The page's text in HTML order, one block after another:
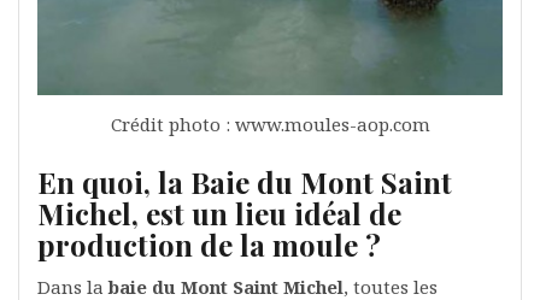
Crédit photo : www.moules-aop.com
En quoi, la Baie du Mont Saint
Michel, est un lieu idéal de
production de la moule ?
Dans labaie du Mont Saint Michel, toutes les